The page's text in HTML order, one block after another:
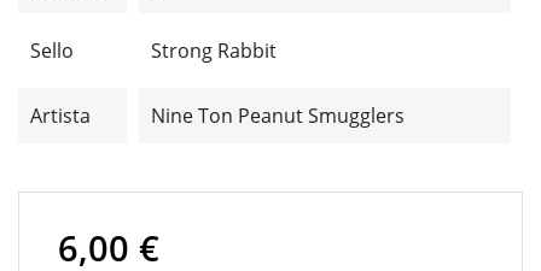
Sello Strong Rabbit
Artista Nine Ton Peanut Smugglers
6,00 €